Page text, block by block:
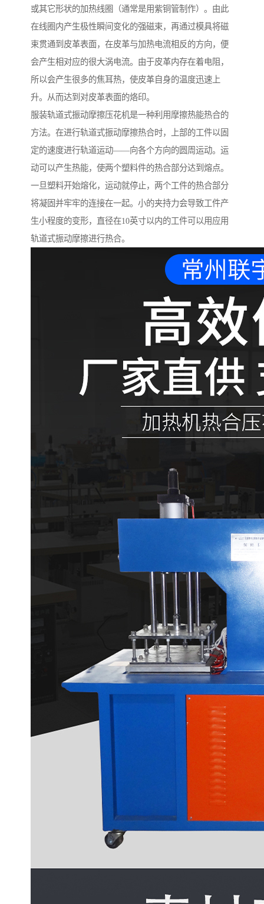
或其它形状的加热线圈（通常是用紫铜管制作）。由此
在线圈内产生极性瞬间变化的强磁束，再通过模具将磁
束贯通到皮革表面，在皮革与加热电流相反的方向，便
会产生相对应的很大涡电流。由于皮革内存在着电阻，
所以会产生很多的焦耳热，使皮革自身的温度迅速上
升。从而达到对皮革表面的烙印。
服装轨道式振动摩擦压花机是一种利用摩擦热能热合的
方法。在进行轨道式振动摩擦热合时，上部的工件以固
定的速度进行轨道运动——向各个方向的圆周运动。运
动可以产生热能，使两个塑料件的热合部分达到熔点。
一旦塑料开始熔化，运动就停止，两个工件的热合部分
将凝固并牢牢的连接在一起。小的夹持力会导致工件产
生小程度的变形，直径在10英寸以内的工件可以用应用
轨道式振动摩擦进行热合。